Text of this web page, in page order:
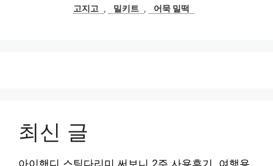
고지고
, 밀키트 , 어묵 밀떡
최신 글